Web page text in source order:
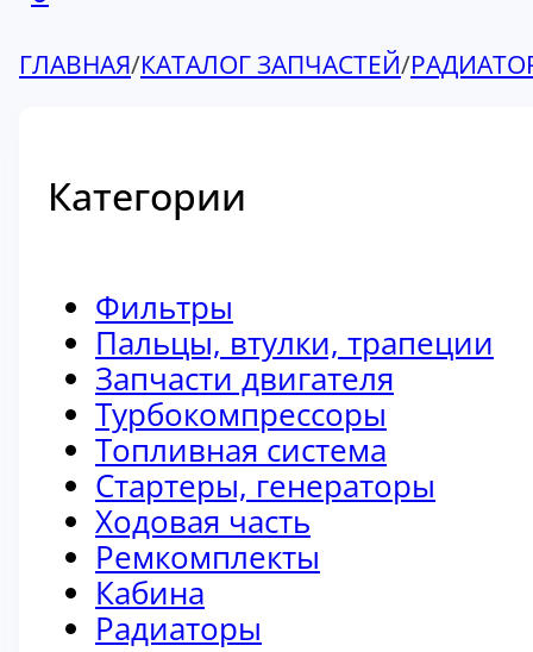
ГЛАВНАЯ/КАТАЛОГ ЗАПЧАСТЕЙ/
Категории
Фильтры
Пальцы, втулки, трапеции
Запчасти двигателя
Турбокомпрессоры
Топливная система
Стартеры, генераторы
Ходовая часть
Ремкомплекты
Кабина
Радиаторы